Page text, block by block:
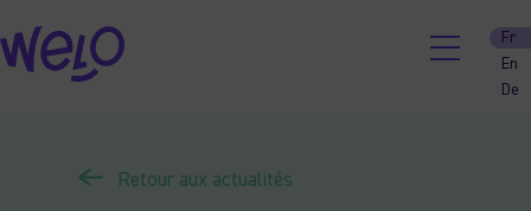
Skip
to
content
Fr
En
De
Retour aux actualités